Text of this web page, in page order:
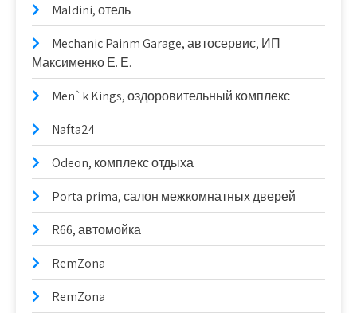
Maldini, отель
Mechanic Painm Garage, автосервис, ИП
Максименко Е. Е.
Men`k Kings, оздоровительный комплекс
Nafta24
Odeon, комплекс отдыха
Porta prima, салон межкомнатных дверей
R66, автомойка
RemZona
RemZona